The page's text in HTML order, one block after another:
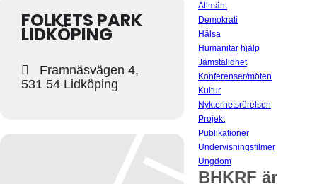
FOLKETS PARK
LIDKÖPING
Framnäsvägen 4,
531 54 Lidköping
Allmänt
Demokrati
Hälsa
Humanitär hjälp
Jämställdhet
Konferenser/möten
Kultur
Nykterhetsrörelsen
Projekt
Publikationer
Undervisningsfilmer
Ungdom
BHKRF är